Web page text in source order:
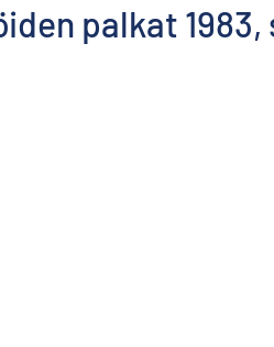
palkat 1983,